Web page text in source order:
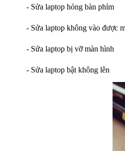
- Sửa laptop hỏng bàn phím
- Sửa laptop không vào được
- Sửa laptop bị vỡ màn hình
- Sửa laptop bật không lên